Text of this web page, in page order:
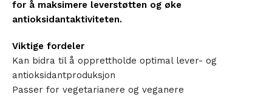
for å maksimere leverstøtten og øke
antioksidantaktiviteten.
Viktige fordeler
Kan bidra til å opprettholde optimal lever- og
antioksidantproduksjon
Passer for vegetarianere og veganere